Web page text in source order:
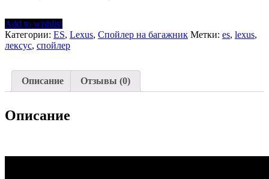
2012-
2019
Add to wishlist
Категории: ES, Lexus, Спойлер на багажник Метки: es, lexus,
лексус, спойлер
Описание Отзывы (0)
Описание